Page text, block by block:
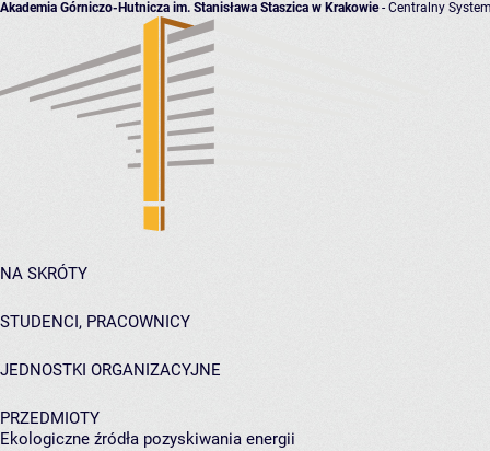
Akademia Górniczo-Hutnicza im. Stanisława Staszica w Krakowie- Centralny
NA SKRÓTY
STUDENCI, PRACOWNICY
JEDNOSTKI ORGANIZACYJNE
PRZEDMIOTY
Ekologiczne źródła pozyskiwania energii